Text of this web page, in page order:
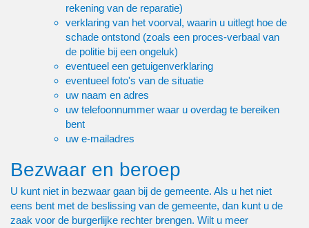
rekening van de reparatie)
verklaring van het voorval, waarin u uitlegt hoe de
schade ontstond (zoals een proces-verbaal van
de politie bij een ongeluk)
eventueel een getuigenverklaring
eventueel foto's van de situatie
uw naam en adres
uw telefoonnummer waar u overdag te bereiken
bent
uw e-mailadres
Bezwaar en beroep
U kunt niet in bezwaar gaan bij de gemeente. Als u het niet
eens bent met de beslissing van de gemeente, dan kunt u de
zaak voor de burgerlijke rechter brengen. Wilt u meer